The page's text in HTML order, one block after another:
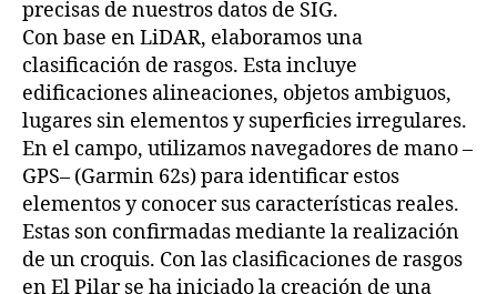
precisas de nuestros datos de SIG.
Con base en LiDAR, elaboramos una
clasificación de rasgos. Esta incluye
edificaciones alineaciones, objetos ambiguos,
lugares sin elementos y superficies irregulares.
En el campo, utilizamos navegadores de mano –
GPS– (Garmin 62s) para identificar estos
elementos y conocer sus características reales.
Estas son confirmadas mediante la realización
de un croquis. Con las clasificaciones de rasgos
en El Pilar se ha iniciado la creación de una